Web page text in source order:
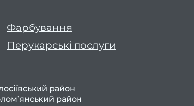
Фарбування
Перукарські послуги
район
район